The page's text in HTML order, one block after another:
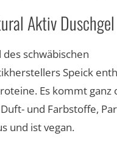
Aktiv Duschgel
des schwäbischen
Speick
Es kommt ganz
und Farbstoffe,
und ist vegan.